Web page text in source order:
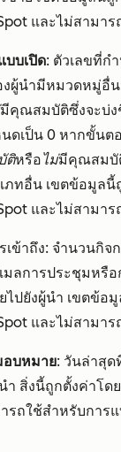
และไม่สามาร
บบเปิด: ตัวเลขที่ก
ผู้นำมีหมวดหมู่อื่
มีคุณสมบัติซึ่งจะบ่ง
ดเป็น 0 หากขั้นต
ติหรือไม่มีคุณสมบั
ภทอื่น เขตข้อมูลนี้
และไม่สามาร
เข้าถึง: จำนวนกิจ
มลการประชุมหรื
ไปยังผู้นำ เขตข้อ
และไม่สามาร
อบหมาย: วันล่าสุด
ำ สิ่งนี้ถูกตั้งค่าโด
รถใช้สำหรับการ